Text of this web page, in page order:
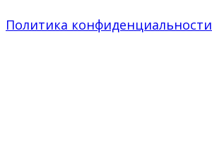
Политика конфиденциальности